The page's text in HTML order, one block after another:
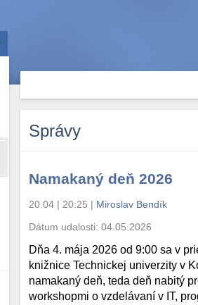
Správy
Namakaný deň 2026
20.04 | 20:25 | Miroslav Bendík
Dátum udalosti:04.05.2026
Dňa 4. mája 2026 od 9:00 sa v
knižnice Technickej univerzity v
namakaný deň, teda deň nabitý
workshopmi o vzdelávaní v IT,